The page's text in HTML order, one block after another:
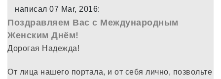
написал 07 Mar, 2016:
Поздравляем Вас с Международным
Женским Днём!
Дорогая Надежда!
От лица нашего портала, и от себя лично, позвольте